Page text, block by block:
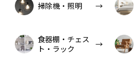
掃除機・照明
食器棚・チェス
ト・ラック